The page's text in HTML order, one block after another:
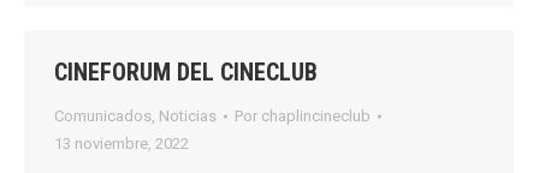
CINEFORUM DEL CINECLUB
Comunicados, Noticias Por chaplincineclub
13 noviembre, 2022